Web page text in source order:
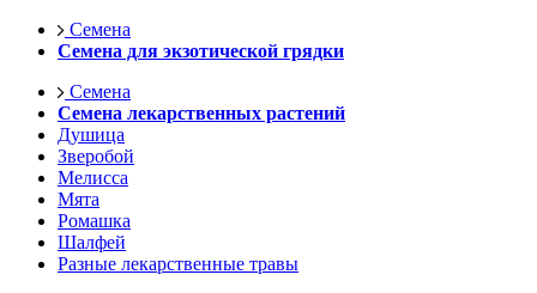
Семена
Семена для экзотической грядки
Семена
Семена лекарственных растений
Душица
Зверобой
Мелисса
Мята
Ромашка
Шалфей
Разные лекарственные травы